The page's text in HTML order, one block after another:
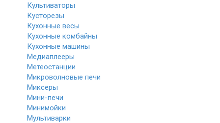
Культиваторы
Кусторезы
Кухонные весы
Кухонные комбайны
Кухонные машины
Медиаплееры
Метеостанции
Микроволновые печи
Миксеры
Мини-печи
Минимойки
Мультиварки